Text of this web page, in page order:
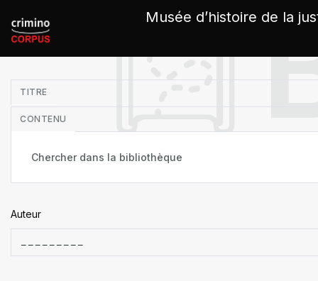
Musée d’histoire de la
TITRE
CONTENU
Auteur
Panneau de gestion des cookies